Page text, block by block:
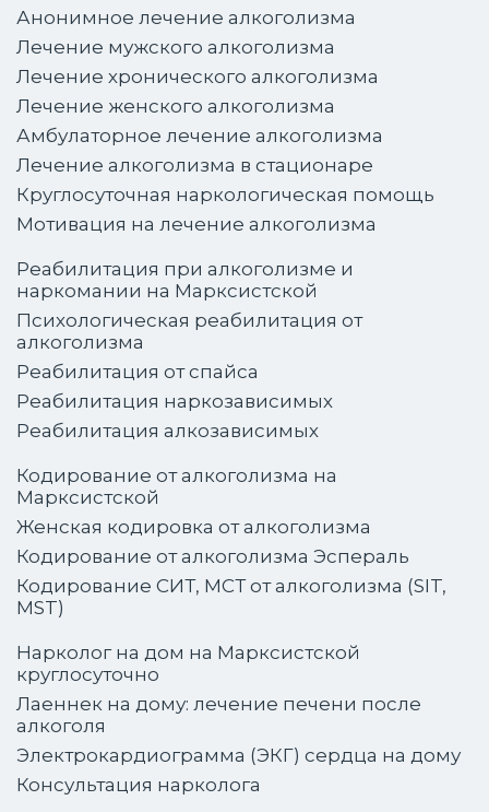
Анонимное лечение алкоголизма
Лечение мужского алкоголизма
Лечение хронического алкоголизма
Лечение женского алкоголизма
Амбулаторное лечение алкоголизма
Лечение алкоголизма в стационаре
Круглосуточная наркологическая помощь
Мотивация на лечение алкоголизма
Реабилитация при алкоголизме и
наркомании на Марксистской
Психологическая реабилитация от
алкоголизма
Реабилитация от спайса
Реабилитация наркозависимых
Реабилитация алкозависимых
Кодирование от алкоголизма на
Марксистской
Женская кодировка от алкоголизма
Кодирование от алкоголизма Эспераль
Кодирование СИТ, МСТ от алкоголизма (SIT,
MST)
Нарколог на дом на Марксистской
круглосуточно
Лаеннек на дому: лечение печени после
алкоголя
Электрокардиограмма (ЭКГ) сердца на дому
Консультация нарколога